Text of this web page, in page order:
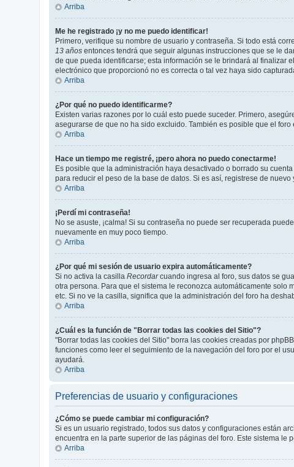
Arriba
Me he registrado ¡y no me puedo identificar!
Primero, verifique su nombre de usuario y contraseña. Si todo está
13 años entonces tendrá que seguir algunas instrucciones que se le
de que pueda identificarse; esta información se le brindará al finalizar
electrónico que proporcionó no es correcta o tal vez haya sido
Arriba
¿Por qué no puedo identificarme?
Existen varias razones por lo cuál esto puede suceder. Primero,
asegurarse de que no ha sido excluido. También es posible que el
Arriba
Hace un tiempo me registré, ¡pero ahora no puedo conectarme!
Es posible que la administración haya desactivado o borrado su
para reducir el peso de la base de datos. Si es así, registrese de nuevo
Arriba
¡Perdí mi contraseña!
No se asuste, ¡calma! Si su contraseña no puede ser recuperada
nuevamente en muy poco tiempo.
Arriba
¿Por qué mi sesión de usuario expira automáticamente?
Si no activa la casilla Recordarcuando ingresa al foro, sus datos se
otra persona. Para que el sistema le reconozca automáticamente solo
etc. Si no ve la casilla, significa que la administración del foro ha
Arriba
¿Cuál es la función de "Borrar todas las cookies del Sitio"?
"Borrar todas las cookies del Sitio" borra las cookies creadas por
funciones como leer el seguimiento de la navegación del foro por el
ayudará.
Arriba
Preferencias de usuario y configuraciones
¿Cómo se puede cambiar mi configuración?
Si es un usuario registrado, todos sus datos y configuraciones están
encuentra en la parte superior de las páginas del foro. Este sistema le
Arriba